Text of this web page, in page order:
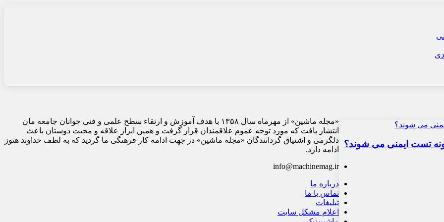
«مجله ماشین» از مهرماه سال ۱۳۵۸ با هدف آموزش و ارتقاء سطح علمی و فنی جوانان جامعه مان
انتشار یافت که مورد توجه عموم علاقمندان قرار گرفت و همین ابراز علاقه و محبت دوستان باعث
دلگرمی و اشتیاق گردانندگان «مجله ماشین» در جهت ادامه کار فرهنگی ما گردید که به لطف خداوند هنوز
ادامه دارد.
info@machinemag.ir
درباره ما
تماس با ما
تبلیغات
اعلام مشکل سایت